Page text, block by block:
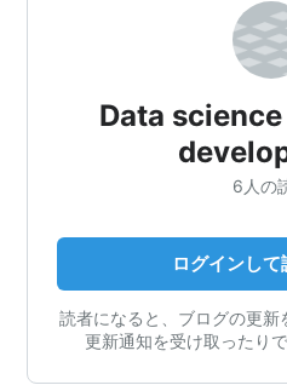
Data
6人の
ログインし
読者になると、ブログの更新
更新通知を受け取ったり